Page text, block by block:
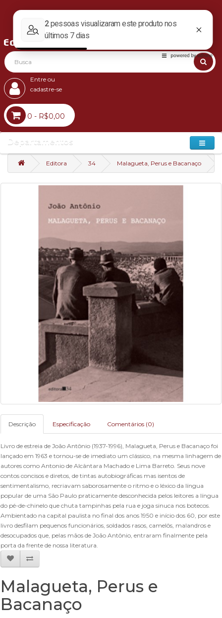
Entre ou
cadastre-se
0 - R$0,00
Departamentos
Editora 34 Malagueta, Perus e Bacanaço
Descrição Especificação Comentários (0)
Livro de estreia de João Antônio (1937-1996), Malagueta, Perus e Bacanaço foi
lançado em 1963 e tornou-se de imediato um clássico, na mesma linhagem de
autores como Antonio de Alcântara Machado e Lima Barreto. Seus nove
contos concisos e diretos, de tintas autobiográficas mas isentos de
sentimentalismo, recriavam saborosamente o ritmo e o léxico da língua
popular de uma São Paulo praticamente desconhecida pelos leitores a língua
do pé-de-chinelo que chuta tampinhas pela rua e joga sinuca nos botecos.
Ambientado na capital paulista no final dos anos 1950 e início dos 60, por este
livro desfilam pequenos funcionários, soldados rasos, camelôs, malandros e
desocupados que, pelas mãos de João Antônio, entraram finalmente pela
porta da frente de nossa literatura.
Malagueta, Perus e
Bacanaço